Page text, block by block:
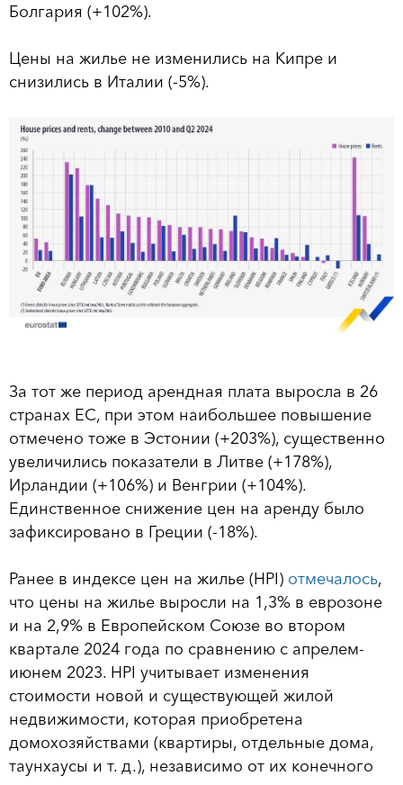
Болгария (+102%).
Цены на жилье не изменились на Кипре и
снизились в Италии (-5%).
За тот же период арендная плата выросла в 26
странах ЕС, при этом наибольшее повышение
отмечено тоже в Эстонии (+203%), существенно
увеличились показатели в Литве (+178%),
Ирландии (+106%) и Венгрии (+104%).
Единственное снижение цен на аренду было
зафиксировано в Греции (-18%).
Ранее в индексе цен на жилье (HPI) отмечалось,
что цены на жилье выросли на 1,3% в еврозоне
и на 2,9% в Европейском Союзе во втором
квартале 2024 года по сравнению с апрелем-
июнем 2023. HPI учитывает изменения
стоимости новой и существующей жилой
недвижимости, которая приобретена
домохозяйствами (квартиры, отдельные дома,
таунхаусы и т. д.), независимо от их конечного